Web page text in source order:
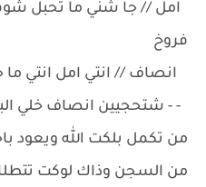
امل // جا شني ما تحبل
فروخ
انصاف // انتي امل انتي ما
- - شتحجيين انصاف خلي
من تكمل بلكت الله ويعود
من السجن وذاك لوكت